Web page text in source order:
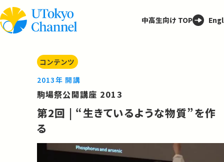
中高生向け TOP
コンテンツ
2013年 開講
駒場祭公開講座 2013
第2回 | “生きているような物質”を作
る